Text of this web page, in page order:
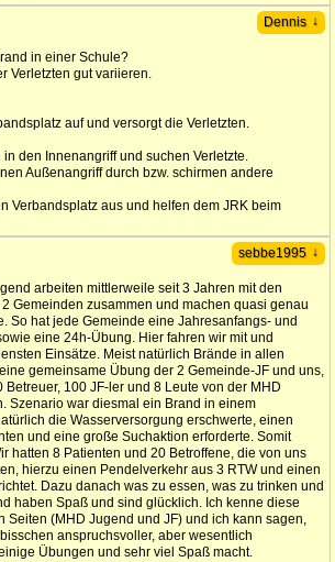
Dennis ↓
in einer Schule?
Verletzten gut variieren.
auf und versorgt die Verletzten.
den Innenangriff und suchen Verletzte.
Außenangriff durch bzw. schirmen andere
Verbandsplatz aus und helfen dem JRK beim
sebbe1995 ↓
arbeiten mittlerweile seit 3 Jahren mit den
Gemeinden zusammen und machen quasi genau
So hat jede Gemeinde eine Jahresanfangs- und
eine 24h-Übung. Hier fahren wir mit und
Einsätze. Meist natürlich Brände in allen
gemeinsame Übung der 2 Gemeinde-JF und uns,
100 JF-ler und 8 Leute von der MHD
Szenario war diesmal ein Brand in einem
die Wasserversorgung erschwerte, einen
und eine große Suchaktion erforderte. Somit
hatten 8 Patienten und 20 Betroffene, die von uns
hierzu einen Pendelverkehr aus 3 RTW und einen
Dazu danach was zu essen, was zu trinken und
haben Spaß und sind glücklich. Ich kenne diese
Seiten (MHD Jugend und JF) und ich kann sagen,
anspruchsvoller, aber wesentlich
Übungen und sehr viel Spaß macht.